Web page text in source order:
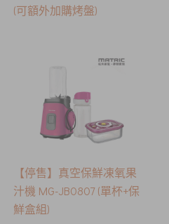
(可額外加購烤盤)
【停售】真空保鮮凍氧果
汁機 MG-JB0807 (單杯+保
鮮盒組)